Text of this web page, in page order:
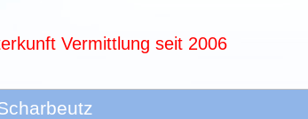
Vermittlung seit 2006